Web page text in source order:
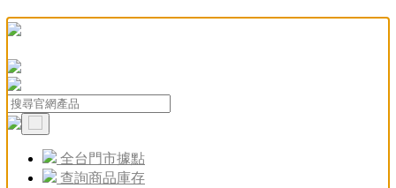
全台門市據點
查詢商品庫存